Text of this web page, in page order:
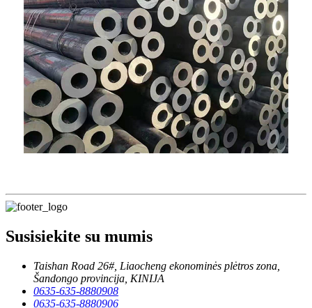
Susisiekite su mumis
Taishan Road 26#, Liaocheng ekonominės plėtros zona,
Šandongo provincija, KINIJA
0635-635-8880908
0635-635-8880906